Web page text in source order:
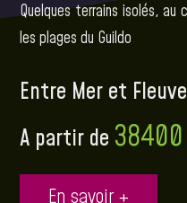
Quelques terrains isolés,
les plages du Guildo
Entre Mer et
A partir de